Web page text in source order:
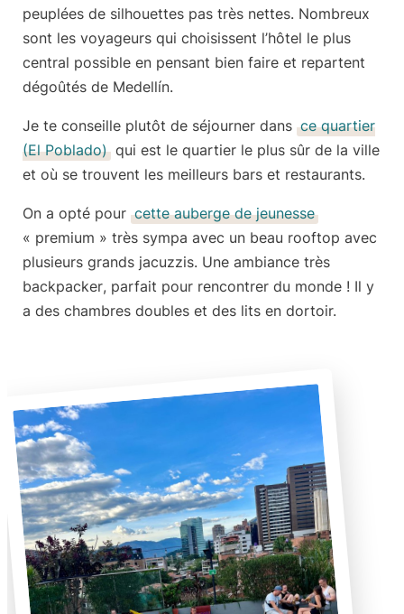
peuplées de silhouettes pas très nettes. Nombreux
sont les voyageurs qui choisissent l’hôtel le plus
central possible en pensant bien faire et repartent
dégoûtés de Medellín.
Je te conseille plutôt de séjourner dans ce quartier
(El Poblado) qui est le quartier le plus sûr de la ville
et où se trouvent les meilleurs bars et restaurants.
On a opté pour cette auberge de jeunesse
« premium » très sympa avec un beau rooftop avec
plusieurs grands jacuzzis. Une ambiance très
backpacker, parfait pour rencontrer du monde ! Il y
a des chambres doubles et des lits en dortoir.